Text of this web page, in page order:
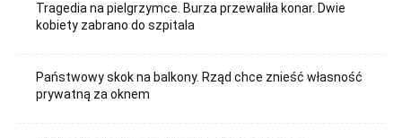
Tragedia na pielgrzymce. Burza przewaliła konar. Dwie
kobiety zabrano do szpitala
Państwowy skok na balkony. Rząd chce znieść własność
prywatną za oknem